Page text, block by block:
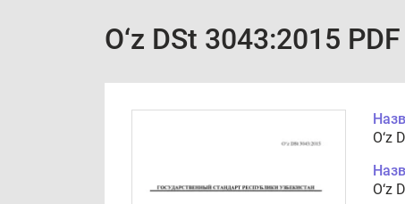
O‘z DSt 3043:2015 PDF
O‘z
O‘z